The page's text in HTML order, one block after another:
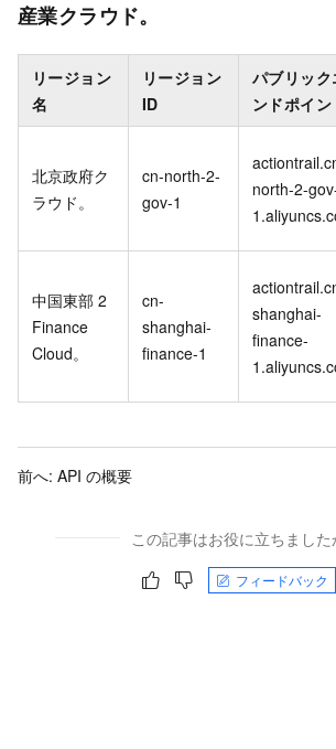
産業クラウド。
リージョン
名
リージョン
ID
パブリック
ンドポイン
北京政府ク
ラウド。
cn-north-2-
gov-1
north-2-
中国東部 2
Finance
Cloud。
cn-
shanghai-
finance-1
shanghai-
finance-
前へ: API の概要
この記事はお役に立ちました
フィードバック